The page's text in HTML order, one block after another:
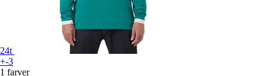
24t
+-3
1 farver